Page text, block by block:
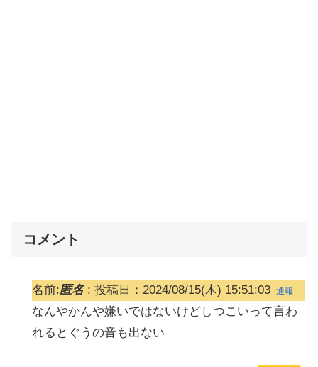
コメント
名前:匿名: 投稿日：2024/08/15(木) 15:51:03 通報
なんやかんや嫌いではないけどしつこいって言わ
れるとぐうの音も出ない